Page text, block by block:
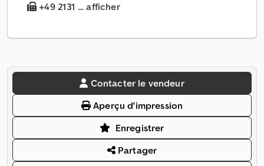
+49 2131 ... afficher
Contacter le vendeur
Aperçu d'impression
Enregistrer
Partager